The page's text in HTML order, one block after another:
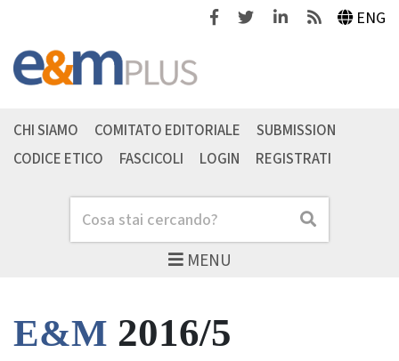
FacebookTwitterLinkedinFeeds ENG
MENU
Cerca Cerca
CHI SIAMO COMITATO EDITORIALE
SUBMISSION
CODICE ETICO
FASCICOLI LOGIN REGISTRATI
E&M 2016/5